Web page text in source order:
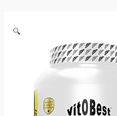
🔍TRAINING
VitoBest
cantidad